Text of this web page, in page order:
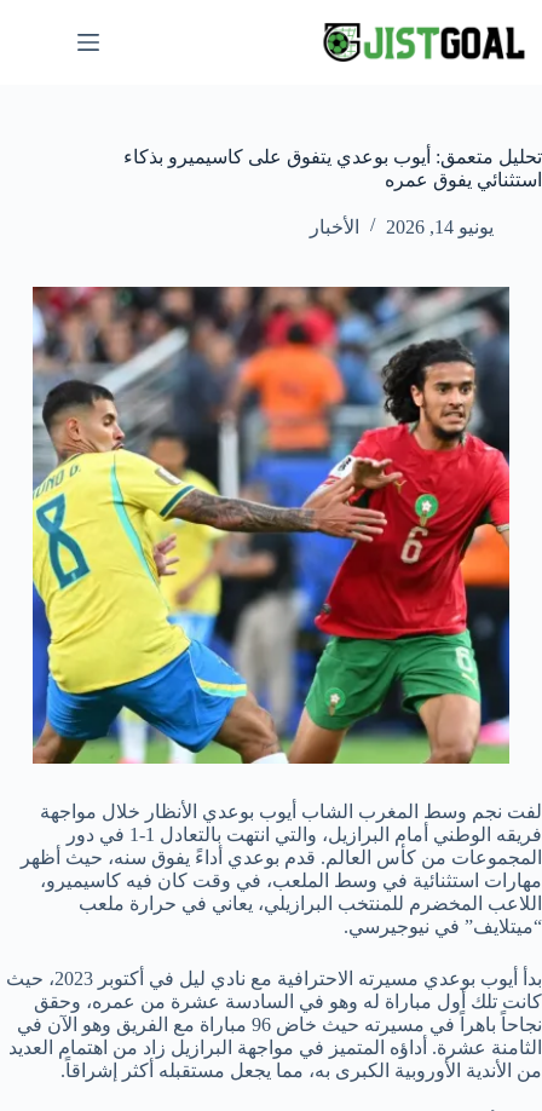
المحتوى
تحليل متعمق: أيوب بوعدي يتفوق على كاسيميرو بذكاء
استثنائي يفوق عمره
يونيو 14, 2026 الأخبار
لفت نجم وسط المغرب الشاب أيوب بوعدي الأنظار خلال مواجهة
فريقه الوطني أمام البرازيل، والتي انتهت بالتعادل 1-1 في دور
المجموعات من كأس العالم. قدم بوعدي أداءً يفوق سنه، حيث أظهر
مهارات استثنائية في وسط الملعب، في وقت كان فيه كاسيميرو،
اللاعب المخضرم للمنتخب البرازيلي، يعاني في حرارة ملعب
“ميتلايف” في نيوجيرسي.
بدأ أيوب بوعدي مسيرته الاحترافية مع نادي ليل في أكتوبر 2023، حيث
كانت تلك أول مباراة له وهو في السادسة عشرة من عمره، وحقق
نجاحاً باهراً في مسيرته حيث خاض 96 مباراة مع الفريق وهو الآن في
الثامنة عشرة. أداؤه المتميز في مواجهة البرازيل زاد من اهتمام العديد
من الأندية الأوروبية الكبرى به، مما يجعل مستقبله أكثر إشراقاً.